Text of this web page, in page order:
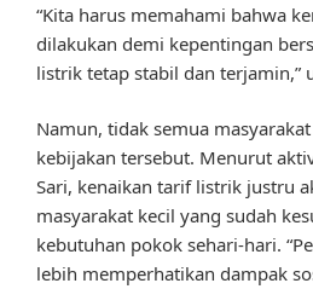
“Kita harus memahami bahwa
dilakukan demi kepentingan
listrik tetap stabil dan terjamin,”
Namun, tidak semua
kebijakan tersebut. Menurut
Sari, kenaikan tarif listrik justru
masyarakat kecil yang sudah
kebutuhan pokok sehari-hari.
lebih memperhatikan dampak